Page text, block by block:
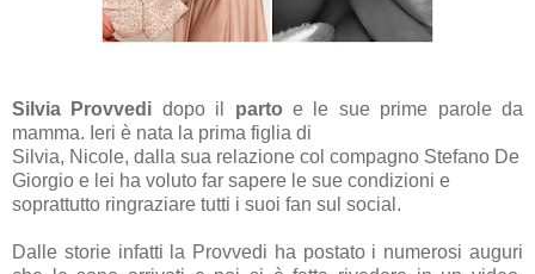
Silvia Provvedi dopo il partoe le sue prime parole da
mamma. Ieri è nata la prima figlia di
Silvia, Nicole, dalla sua relazione col compagno Stefano De
Giorgio e lei ha voluto far sapere le sue condizioni e
soprattutto ringraziare tutti i suoi fan sul social.
Dalle storie infatti la Provvedi ha postato i numerosi auguri